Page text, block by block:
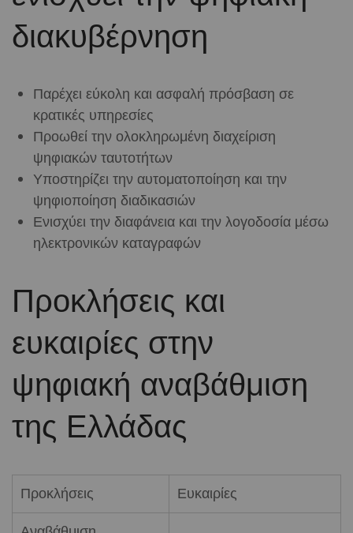
διακυβέρνηση
Παρέχει εύκολη και ασφαλή πρόσβαση σε
κρατικές υπηρεσίες
Προωθεί την ολοκληρωμένη διαχείριση
ψηφιακών ταυτοτήτων
Υποστηρίζει την αυτοματοποίηση και την
ψηφιοποίηση διαδικασιών
Ενισχύει την διαφάνεια και την λογοδοσία μέσω
ηλεκτρονικών καταγραφών
Προκλήσεις και
ευκαιρίες στην
ψηφιακή αναβάθμιση
της Ελλάδας
Προκλήσεις
Ευκαιρίες